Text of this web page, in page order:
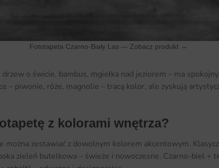
Fototapeta Czarno-Biały Las — Zobacz produkt →
o świcie, bambus, mgiełka nad jeziorem – ma
– piwonie, róże, magnolie – tracą kolor, ale zyskują
z kolorami wnętrza?
można zestawiać z dowolnym kolorem akcentowym.
zieleń butelkowa – świeże i nowoczesne. Czarno-biel +